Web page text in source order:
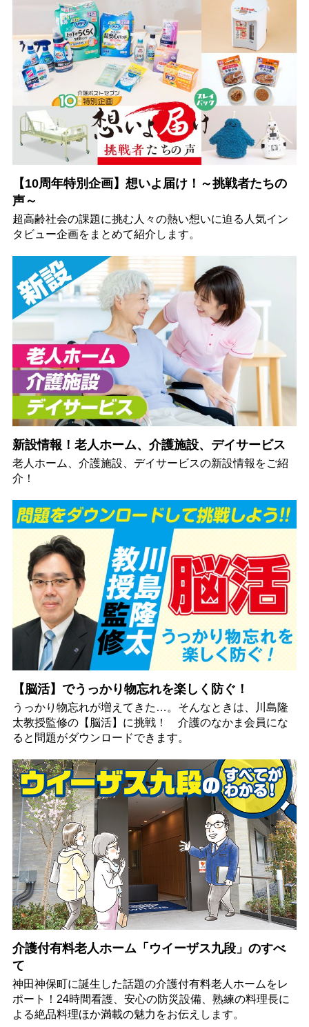
【10周年特別企画】想いよ届け！～挑戦者たちの
声～
超高齢社会の課題に挑む人々の熱い想いに迫る人気イン
タビュー企画をまとめて紹介します。
新設情報！老人ホーム、介護施設、デイサービス
老人ホーム、介護施設、デイサービスの新設情報をご紹
介！
【脳活】でうっかり物忘れを楽しく防ぐ！
うっかり物忘れが増えてきた…。そんなときは、川島隆
太教授監修の【脳活】に挑戦！ 介護のなかま会員にな
ると問題がダウンロードできます。
介護付有料老人ホーム「ウイーザス九段」のすべ
て
神田神保町に誕生した話題の介護付有料老人ホームをレ
ポート！24時間看護、安心の防災設備、熟練の料理長に
よる絶品料理ほか満載の魅力をお伝えします。